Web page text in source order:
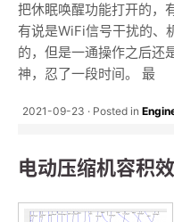
把休眠唤醒功能打开的，
有说是WiFi信号干扰的、
的，但是一通操作之后还
神，忍了一段时间。 最
2021-09-23 Posted in
电动压缩机容积